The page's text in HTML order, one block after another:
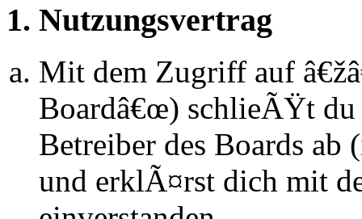
1. Nutzungsvertrag
Mit dem Zugriff auf
Boardâ€œ) schlieÃŸt du
Betreiber des Boards
und erklÃ¤rst dich mit